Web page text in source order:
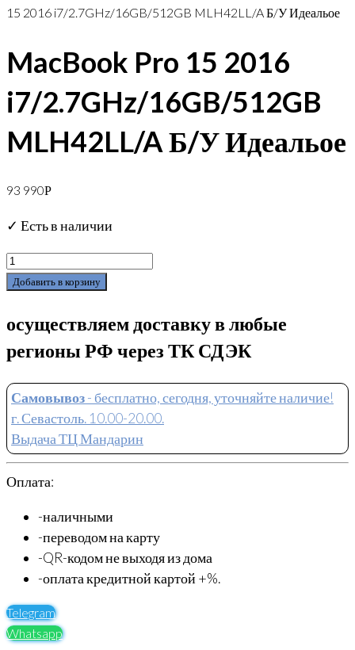
15 2016 i7/2.7GHz/16GB/512GB MLH42LL/A Б/У Идеальое
MacBook Pro 15 2016
i7/2.7GHz/16GB/512GB
MLH42LL/A Б/У Идеальое
93 990Р
✓ Есть в наличии
Добавить в корзину
осуществляем доставку в любые
регионы РФ через ТК СДЭК
Самовывоз- бесплатно, сегодня, уточняйте наличие!
г. Севастоль. 10.00-20.00.
Выдача ТЦ Мандарин
Оплата:
-наличными
-переводом на карту
-QR-кодом не выходя из дома
-оплата кредитной картой +%.
Telegram
Whatsapp